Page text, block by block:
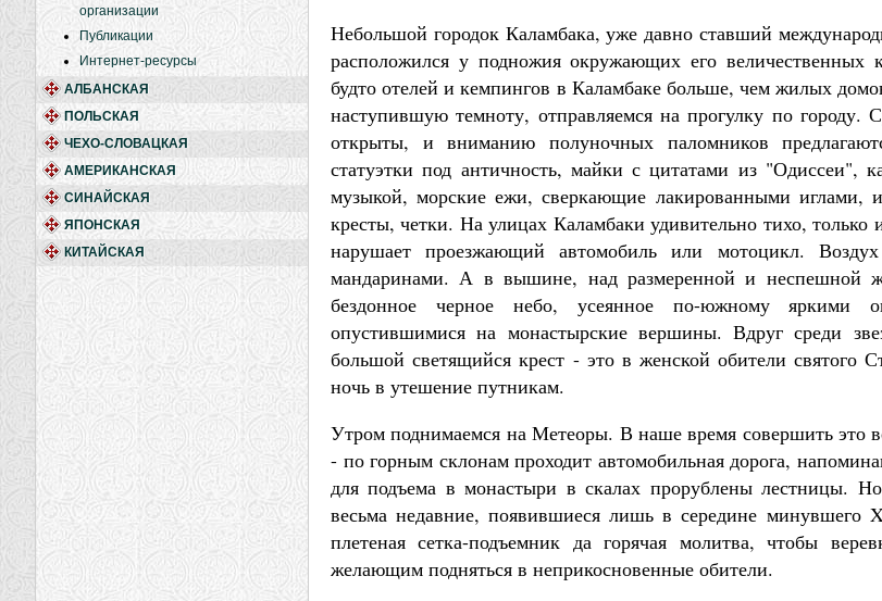
организации
Публикации
Интернет-ресурсы
АЛБАНСКАЯ
ПОЛЬСКАЯ
ЧЕХО-СЛОВАЦКАЯ
АМЕРИКАНСКАЯ
СИНАЙСКАЯ
ЯПОНСКАЯ
КИТАЙСКАЯ
Небольшой городок Каламбака, уже давно ставший
расположился у подножия окружающих его величественных
будто отелей и кемпингов в Каламбаке больше, чем жилых
наступившую темноту, отправляемся на прогулку по городу.
открыты, и вниманию полуночных паломников
статуэтки под античность, майки с цитатами из "Одиссеи",
музыкой, морские ежи, сверкающие лакированными иглами,
кресты, четки. На улицах Каламбаки удивительно тихо, только
нарушает проезжающий автомобиль или мотоцикл.
мандаринами. А в вышине, над размеренной и неспешной
бездонное черное небо, усеянное по-южному яркими
опустившимися на монастырские вершины. Вдруг среди
большой светящийся крест - это в женской обители святого
ночь в утешение путникам.
Утром поднимаемся на Метеоры. В наше время совершить это
- по горным склонам проходит автомобильная дорога,
для подъема в монастыри в скалах прорублены лестницы.
весьма недавние, появившиеся лишь в середине минувшего
плетеная сетка-подъемник да горячая молитва, чтобы
желающим подняться в неприкосновенные обители.